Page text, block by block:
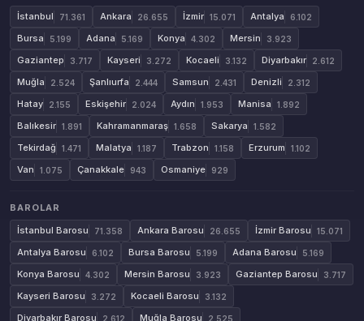
İstanbul
71.361 Ankara 26.655 İzmir 15.071 Antalya 6.102
Bursa 5.199 Adana 5.169 Konya 4.302 Mersin 3.923
Gaziantep 3.717 Kayseri 3.272 Kocaeli 3.132 Diyarbakır 2.612
Muğla 2.524 Şanlıurfa 2.444 Samsun 2.431 Denizli 2.312
Hatay 2.155 Eskişehir 2.024 Aydın 1.953 Manisa 1.892
Balıkesir 1.891 Kahramanmaraş 1.658 Sakarya 1.582
Tekirdağ 1.471 Malatya 1.187 Trabzon 1.158 Erzurum 1.102
Van 1.075 Çanakkale 943 Osmaniye 929
BAROLAR
İstanbul Barosu
71.358 Ankara Barosu 26.655 İzmir Barosu 15.071
Antalya Barosu 6.102 Bursa Barosu 5.199 Adana Barosu 5.169
Konya Barosu 4.302 Mersin Barosu 3.923 Gaziantep Barosu 3.717
Kayseri Barosu 3.272 Kocaeli Barosu 3.132
Diyarbakır Barosu 2.612 Muğla Barosu 2.525